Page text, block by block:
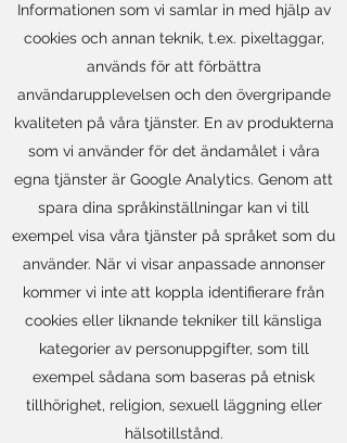
Informationen som vi samlar in med hjälp av
cookies och annan teknik, t.ex. pixeltaggar,
används för att förbättra
användarupplevelsen och den övergripande
kvaliteten på våra tjänster. En av produkterna
som vi använder för det ändamålet i våra
egna tjänster är Google Analytics. Genom att
spara dina språkinställningar kan vi till
exempel visa våra tjänster på språket som du
använder. När vi visar anpassade annonser
kommer vi inte att koppla identifierare från
cookies eller liknande tekniker till känsliga
kategorier av personuppgifter, som till
exempel sådana som baseras på etnisk
tillhörighet, religion, sexuell läggning eller
hälsotillstånd.